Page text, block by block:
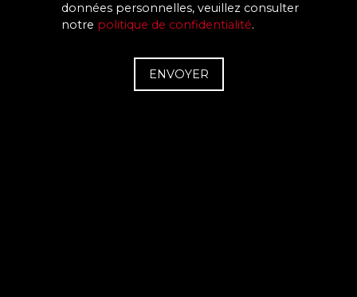
données personnelles, veuillez consulter
notre politique de confidentialité.
ENVOYER